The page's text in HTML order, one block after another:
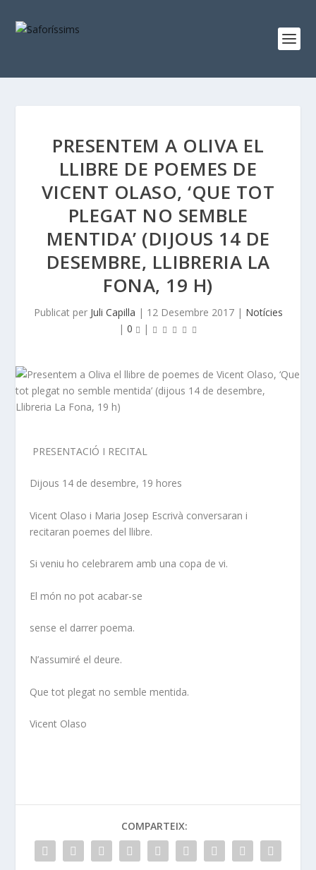
PRESENTEM A OLIVA EL
LLIBRE DE POEMES DE
VICENT OLASO, ‘QUE TOT
PLEGAT NO SEMBLE
MENTIDA’ (DIJOUS 14 DE
DESEMBRE, LLIBRERIA LA
FONA, 19 H)
Publicat per Juli Capilla | 12 Desembre 2017| Notícies
| 0 |
PRESENTACIÓ I RECITAL
Dijous 14 de desembre, 19 hores
Vicent Olaso i Maria Josep Escrivà conversaran i
recitaran poemes del llibre.
Si veniu ho celebrarem amb una copa de vi.
El món no pot acabar-se
sense el darrer poema.
N’assumiré el deure.
Que tot plegat no semble mentida.
Vicent Olaso
COMPARTEIX: